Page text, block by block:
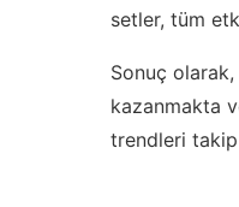
setler, tüm
Sonuç olarak,
kazanmakta
trendleri